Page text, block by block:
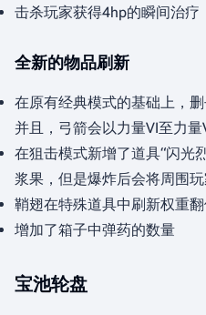
击杀玩家获得4hp的瞬间治疗
全新的物品刷新
在原有经典模式的基础上，
并且，弓箭会以力量VI至力
在狙击模式新增了道具“闪光
浆果，但是爆炸后会将周围
鞘翅在特殊道具中刷新权重
增加了箱子中弹药的数量
宝池轮盘